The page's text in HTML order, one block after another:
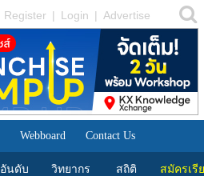
Register | Login | Advertise
Webboard Contact Us
นดับ วิทยากร สถิติ สมัครเรี